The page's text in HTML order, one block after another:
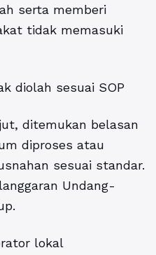
serta memberi
tidak memasuki
diolah sesuai SOP
ditemukan belasan
diproses atau
sesuai standar.
Undang-
lokal